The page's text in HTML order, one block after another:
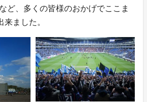
ど、多くの皆様のおかげでここま
ました。